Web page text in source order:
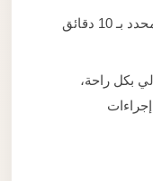
يصل السائق قبل الموعد المحدد بـ 10 دقائق
بكل راحة،